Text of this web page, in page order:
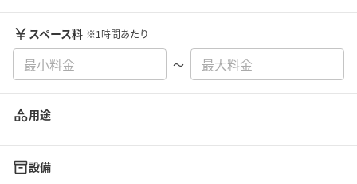
スペース料 ※1時間あたり
〜
用途
設備